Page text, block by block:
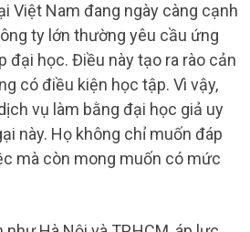
Việt Nam đang ngày càng cạnh
ty lớn thường yêu cầu ứng
đại học. Điều này tạo ra rào cản
có điều kiện học tập. Vì vậy,
vụ làm bằng đại học giả uy
này. Họ không chỉ muốn đáp
mà còn mong muốn có mức